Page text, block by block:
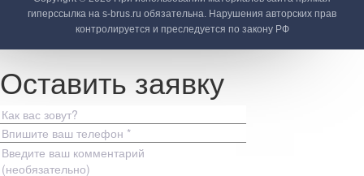
гиперссылка на s-brus.ru обязательна. Нарушения авторских прав
контролируется и преследуется по закону РФ
Оставить заявку